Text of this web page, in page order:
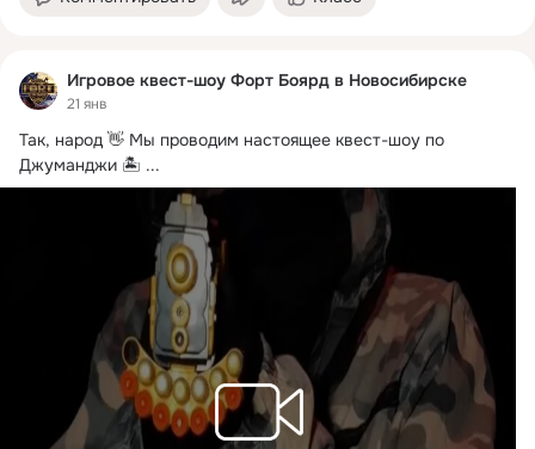
Игровое квест-шоу Форт Боярд в Новосибирске
21 янв
Так, народ 👋 Мы проводим настоящее квест-шоу по
Джуманджи 🏝 ...